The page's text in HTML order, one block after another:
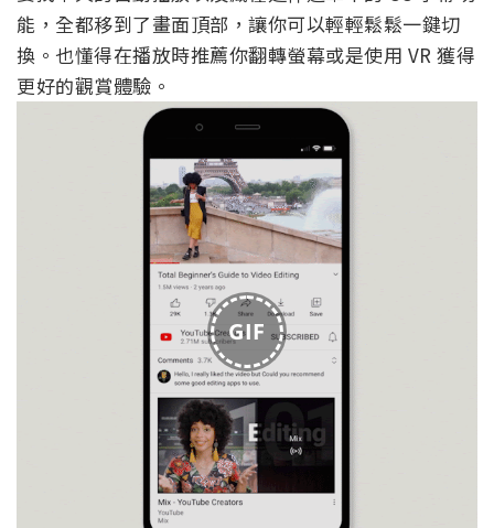
能，全都移到了畫面頂部，讓你可以輕輕鬆鬆一鍵切
換。也懂得在播放時推薦你翻轉螢幕或是使用 VR 獲得
更好的觀賞體驗。
GIF